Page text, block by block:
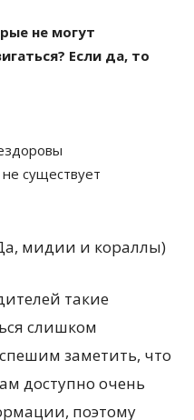
не могут
Если да, то
существует
мидии и кораллы)
такие
слишком
заметить, что
доступно очень
поэтому